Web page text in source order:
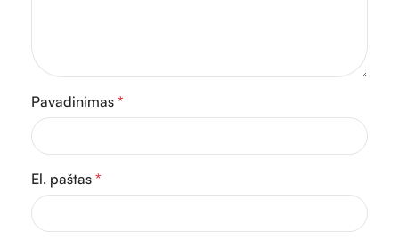
Pavadinimas *
El. paštas *